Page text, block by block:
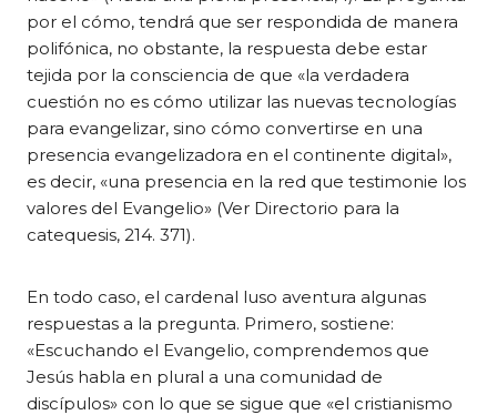
por el cómo, tendrá que ser respondida de manera
polifónica, no obstante, la respuesta debe estar
tejida por la consciencia de que «la verdadera
cuestión no es cómo utilizar las nuevas tecnologías
para evangelizar, sino cómo convertirse en una
presencia evangelizadora en el continente digital»,
es decir, «una presencia en la red que testimonie los
valores del Evangelio» (Ver Directorio para la
catequesis, 214. 371).
En todo caso, el cardenal luso aventura algunas
respuestas a la pregunta. Primero, sostiene:
«Escuchando el Evangelio, comprendemos que
Jesús habla en plural a una comunidad de
discípulos» con lo que se sigue que «el cristianismo